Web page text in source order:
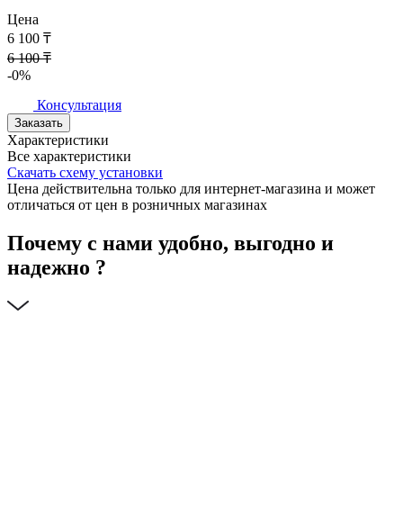
Цена
6 100 ₸
6 100 ₸
-0%
Консультация
Заказать
Характеристики
Все характеристики
Скачать схему установки
Цена действительна только для интернет-магазина и может
отличаться от цен в розничных магазинах
Почему с нами удобно, выгодно и
надежно ?